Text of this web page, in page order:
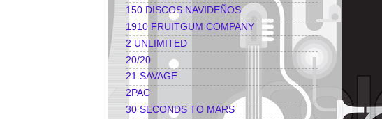
150 DISCOS NAVIDEÑOS
1910 FRUITGUM COMPANY
2 UNLIMITED
20/20
21 SAVAGE
2PAC
30 SECONDS TO MARS